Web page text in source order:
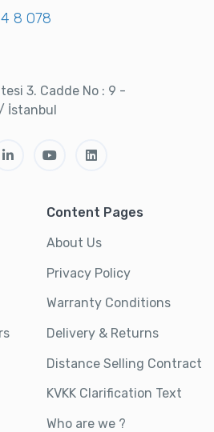
8 078
3. Cadde No : 9 -
İstanbul
Content Pages
About Us
Privacy Policy
Warranty Conditions
Delivery & Returns
Distance Selling Contract
KVKK Clarification Text
Who are we ?